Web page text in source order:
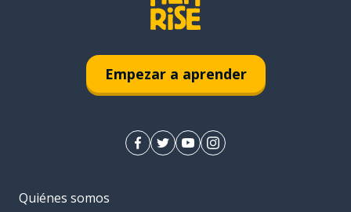
Empezar a aprender
Quiénes somos